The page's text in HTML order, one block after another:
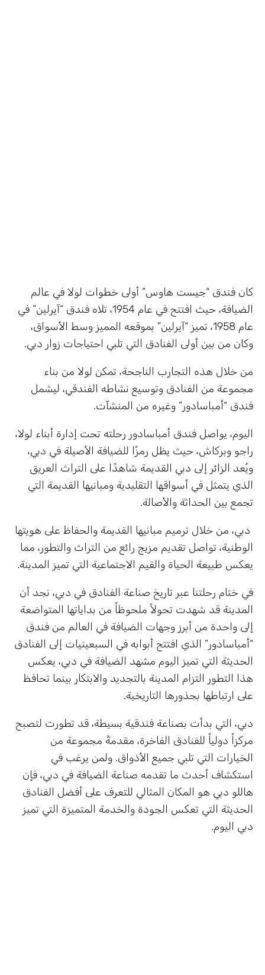
كان فندق “جيست هاوس” أولى خطوات لولا في عالم
الضيافة، حيث افتتح في عام 1954، تلاه فندق “آيرلين” في
عام 1958، تميز “آيرلين” بموقعه المميز وسط الأسواق،
وكان من بين أولى الفنادق التي تلبي احتياجات زوار دبي.
من خلال هذه التجارب الناجحة، تمكن لولا من بناء
مجموعة من الفنادق وتوسيع نشاطه الفندقي، ليشمل
فندق “أمباسادور” وغيره من المنشآت.
اليوم، يواصل فندق أمباسادور رحلته تحت إدارة أبناء لولا،
راجو وبركاش، حيث يظل رمزًا للضيافة الأصيلة في دبي،
ويُعد الزائر إلى دبي القديمة شاهدًا على التراث العريق
الذي يتمثل في أسواقها التقليدية ومبانيها القديمة التي
تجمع بين الحداثة والأصالة.
دبي، من خلال ترميم مبانيها القديمة والحفاظ على هويتها
الوطنية، تواصل تقديم مزيج رائع من التراث والتطور، مما
يعكس طبيعة الحياة والقيم الاجتماعية التي تميز المدينة.
في ختام رحلتنا عبر تاريخ صناعة الفنادق في دبي، نجد أن
المدينة قد شهدت تحولاً ملحوظاً من بداياتها المتواضعة
إلى واحدة من أبرز وجهات الضيافة في العالم من فندق
“أمباسادور” الذي افتتح أبوابه في السبعينيات إلى الفنادق
الحديثة التي تميز اليوم مشهد الضيافة في دبي، يعكس
هذا التطور التزام المدينة بالتجديد والابتكار بينما تحافظ
على ارتباطها بجذورها التاريخية.
دبي، التي بدأت بصناعة فندقية بسيطة، قد تطورت لتصبح
مركزاً دولياً للفنادق الفاخرة، مقدمةً مجموعة من
الخيارات التي تلبي جميع الأذواق. ولمن يرغب في
استكشاف أحدث ما تقدمه صناعة الضيافة في دبي، فإن
هاللو دبي هو المكان المثالي للتعرف على أفضل الفنادق
الحديثة التي تعكس الجودة والخدمة المتميزة التي تميز
دبي اليوم.